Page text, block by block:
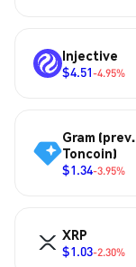
Injective
$4.51-4.95%
Gram (prev.
Toncoin)
$1.34-3.95%
XRP
$1.03-2.30%